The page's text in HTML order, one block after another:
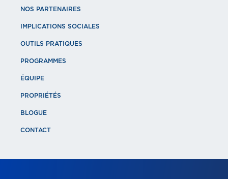
NOS PARTENAIRES
IMPLICATIONS SOCIALES
OUTILS PRATIQUES
PROGRAMMES
ÉQUIPE
PROPRIÉTÉS
BLOGUE
CONTACT